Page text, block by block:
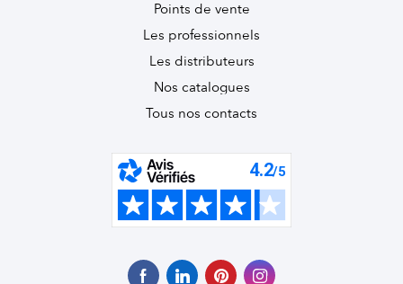
Points de vente
Les professionnels
Les distributeurs
Nos catalogues
Tous nos contacts